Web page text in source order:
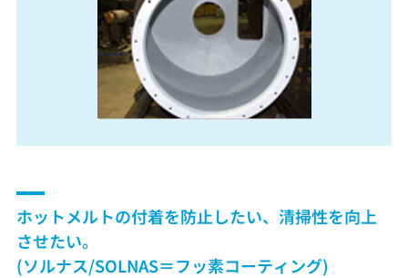
ホットメルトの付着を防止したい、清掃性を向上
させたい。
(ソルナス/SOLNAS＝フッ素コーティング)